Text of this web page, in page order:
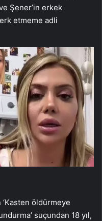
Şener’in erkek
etmeme adli
‘Kasten öldürmeye
suçundan 18 yıl,